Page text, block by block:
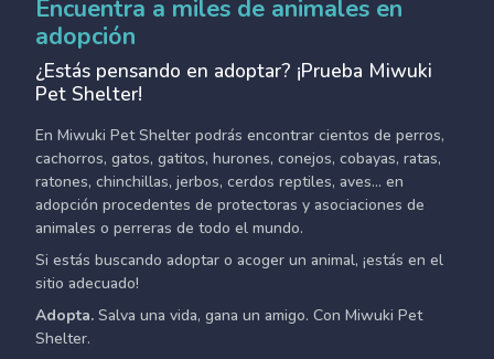
Encuentra a miles de animales en
adopción
¿Estás pensando en adoptar? ¡Prueba Miwuki
Pet Shelter!
En Miwuki Pet Shelter podrás encontrar cientos de perros,
cachorros, gatos, gatitos, hurones, conejos, cobayas, ratas,
ratones, chinchillas, jerbos, cerdos reptiles, aves... en
adopción procedentes de protectoras y asociaciones de
animales o perreras de todo el mundo.
Si estás buscando adoptar o acoger un animal, ¡estás en el
sitio adecuado!
Adopta. Salva una vida, gana un amigo. Con Miwuki Pet
Shelter.